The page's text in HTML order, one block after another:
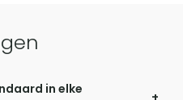
in elke